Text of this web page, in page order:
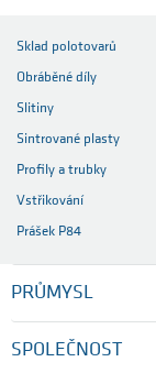
Sklad polotovarů
Obráběné díly
Slitiny
Sintrované plasty
Profily a trubky
Vstřikování
Prášek P84
PRŮMYSL
SPOLEČNOST